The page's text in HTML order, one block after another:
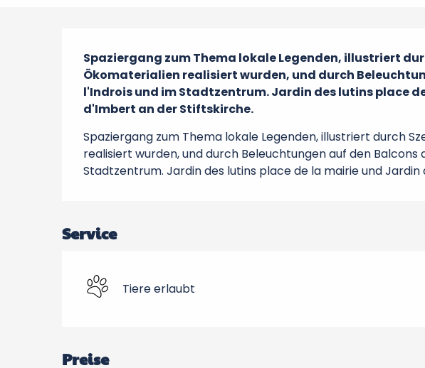
Beschreibung
Spaziergang zum Thema lokale Legenden, illustriert
Ökomaterialien realisiert wurden, und durch
l'Indrois und im Stadtzentrum. Jardin des lutins place
d'Imbert an der Stiftskirche.
Spaziergang zum Thema lokale Legenden, illustriert durch
realisiert wurden, und durch Beleuchtungen auf den Balcons
Stadtzentrum. Jardin des lutins place de la mairie und
Service
Tiere erlaubt
Preise